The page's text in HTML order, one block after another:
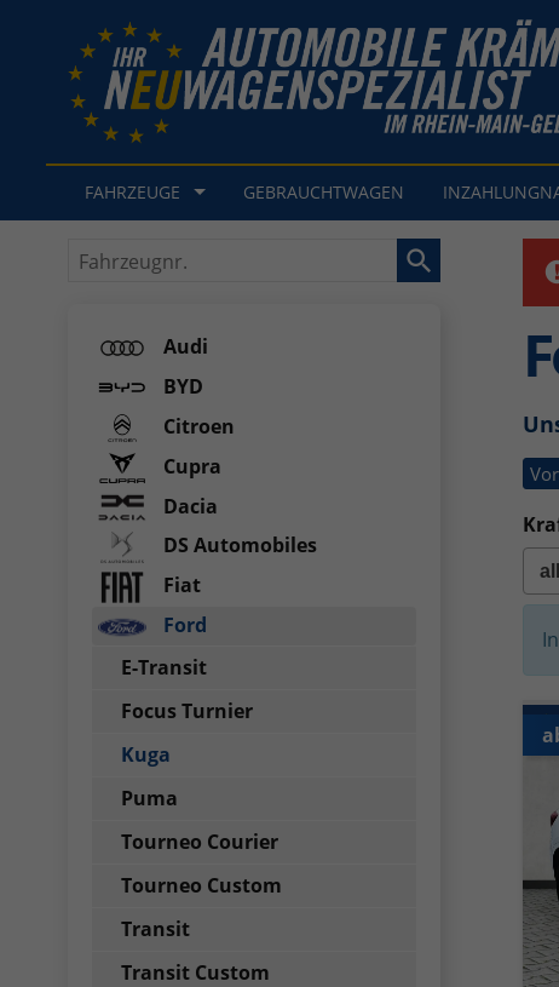
FAHRZEUGE GEBRAUCHTWAGEN
Fahrzeugnr.
Audi
BYD
Citroen
Cupra
Dacia
DS Automobiles
Fiat
Ford
E-Transit
Focus Turnier
Kuga
Puma
Tourneo Courier
Tourneo Custom
Transit
Transit Custom